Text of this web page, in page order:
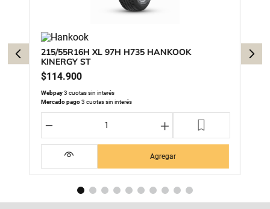
215/55R16H XL 97H H735 HANKOOK
KINERGY ST
$114.900
Webpay3 cuotas sin interés
Mercado pago3 cuotas sin interés
＋
－
Agregar